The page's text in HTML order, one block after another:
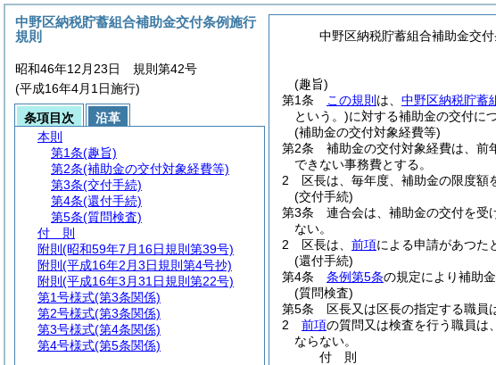
中野区納税貯蓄組合補助金交付
(趣旨)
第1条
この規則 は、 中野区納税貯蓄
という。)に対する補助金の交付に
(補助金の交付対象経費等)
第2条
補助金の交付対象経費は、前
できない事務費とする。
2
区長は、毎年度、補助金の限度額
(交付手続)
第3条
連合会は、補助金の交付を受
ない。
2
区長は、 前項による申請があつた
(還付手続)
第4条
条例第5条の規定により補助
(質問検査)
第5条
区長又は区長の指定する職員
2
前項の質問又は検査を行う職員は
ならない。
付 則
中野区納税貯蓄組合補助金交付条例施行
規則
昭和46年12月23日 規則第42号
(平成16年4月1日施行)
条項目次
沿革
本則
第1条(趣旨)
第2条(補助金の交付対象経費等)
第3条(交付手続)
第4条(還付手続)
第5条(質問検査)
付 則
附則 (昭和59年7月16日規則第39号)
附則 (平成16年2月3日規則第4号抄)
附則 (平成16年3月31日規則第22号)
第1号様式(第3条関係)
第2号様式(第3条関係)
第3号様式(第4条関係)
第4号様式(第5条関係)